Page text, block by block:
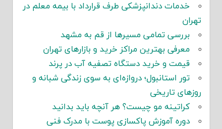
خدمات دندانپزشکی طرف قرارداد با بیمه معلم در
تهران
بررسی تمامی مسیرها از قم به مشهد
معرفی بهترین مراکز خرید و بازارهای تهران
قیمت و خرید دستگاه تصفیه آب در پرند
تور استانبول؛ دروازه‌ای به سوی زندگی شبانه و
روزهای تاریخی
کراتینه مو چیست؟ هر آنچه باید بدانید
دوره آموزش پاکسازی پوست با مدرک فنی